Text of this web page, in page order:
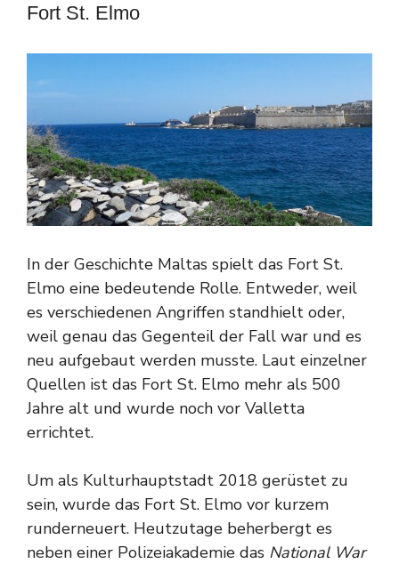
Fort St. Elmo
In der Geschichte Maltas spielt das Fort St.
Elmo eine bedeutende Rolle. Entweder, weil
es verschiedenen Angriffen standhielt oder,
weil genau das Gegenteil der Fall war und es
neu aufgebaut werden musste. Laut einzelner
Quellen ist das Fort St. Elmo mehr als 500
Jahre alt und wurde noch vor Valletta
errichtet.
Um als Kulturhauptstadt 2018 gerüstet zu
sein, wurde das Fort St. Elmo vor kurzem
runderneuert. Heutzutage beherbergt es
neben einer Polizeiakademie das National War